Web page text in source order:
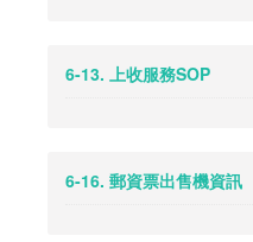
6-13. 上收服務SOP
6-16. 郵資票出售機資訊